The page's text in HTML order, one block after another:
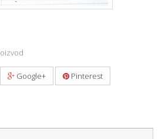
Google+ Pinterest